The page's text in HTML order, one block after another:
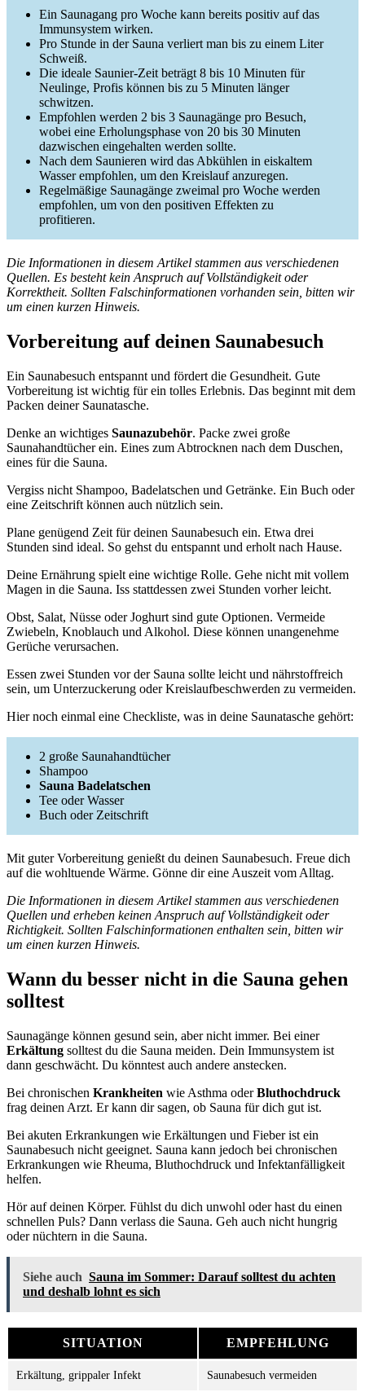
Ein Saunagang pro Woche kann bereits positiv auf das
Immunsystem wirken.
Pro Stunde in der Sauna verliert man bis zu einem Liter
Schweiß.
Die ideale Saunier-Zeit beträgt 8 bis 10 Minuten für
Neulinge, Profis können bis zu 5 Minuten länger
schwitzen.
Empfohlen werden 2 bis 3 Saunagänge pro Besuch,
wobei eine Erholungsphase von 20 bis 30 Minuten
dazwischen eingehalten werden sollte.
Nach dem Saunieren wird das Abkühlen in eiskaltem
Wasser empfohlen, um den Kreislauf anzuregen.
Regelmäßige Saunagänge zweimal pro Woche werden
empfohlen, um von den positiven Effekten zu
profitieren.
Die Informationen in diesem Artikel stammen aus verschiedenen
Quellen. Es besteht kein Anspruch auf Vollständigkeit oder
Korrektheit. Sollten Falschinformationen vorhanden sein, bitten wir
um einen kurzen Hinweis.
Vorbereitung auf deinen Saunabesuch
Ein Saunabesuch entspannt und fördert die Gesundheit. Gute
Vorbereitung ist wichtig für ein tolles Erlebnis. Das beginnt mit dem
Packen deiner Saunatasche.
Denke an wichtiges Saunazubehör. Packe zwei große
Saunahandtücher ein. Eines zum Abtrocknen nach dem Duschen,
eines für die Sauna.
Vergiss nicht Shampoo, Badelatschen und Getränke. Ein Buch oder
eine Zeitschrift können auch nützlich sein.
Plane genügend Zeit für deinen Saunabesuch ein. Etwa drei
Stunden sind ideal. So gehst du entspannt und erholt nach Hause.
Deine Ernährung spielt eine wichtige Rolle. Gehe nicht mit vollem
Magen in die Sauna. Iss stattdessen zwei Stunden vorher leicht.
Obst, Salat, Nüsse oder Joghurt sind gute Optionen. Vermeide
Zwiebeln, Knoblauch und Alkohol. Diese können unangenehme
Gerüche verursachen.
Essen zwei Stunden vor der Sauna sollte leicht und nährstoffreich
sein, um Unterzuckerung oder Kreislaufbeschwerden zu vermeiden.
Hier noch einmal eine Checkliste, was in deine Saunatasche gehört:
2 große Saunahandtücher
Shampoo
Sauna Badelatschen
Tee oder Wasser
Buch oder Zeitschrift
Mit guter Vorbereitung genießt du deinen Saunabesuch. Freue dich
auf die wohltuende Wärme. Gönne dir eine Auszeit vom Alltag.
Die Informationen in diesem Artikel stammen aus verschiedenen
Quellen und erheben keinen Anspruch auf Vollständigkeit oder
Richtigkeit. Sollten Falschinformationen enthalten sein, bitten wir
um einen kurzen Hinweis.
Wann du besser nicht in die Sauna gehen
solltest
Saunagänge können gesund sein, aber nicht immer. Bei einer
Erkältung solltest du die Sauna meiden. Dein Immunsystem ist
dann geschwächt. Du könntest auch andere anstecken.
Bei chronischen Krankheiten wie Asthma oderBluthochdruck
frag deinen Arzt. Er kann dir sagen, ob Sauna für dich gut ist.
Bei akuten Erkrankungen wie Erkältungen und Fieber ist ein
Saunabesuch nicht geeignet. Sauna kann jedoch bei chronischen
Erkrankungen wie Rheuma, Bluthochdruck und Infektanfälligkeit
helfen.
Hör auf deinen Körper. Fühlst du dich unwohl oder hast du einen
schnellen Puls? Dann verlass die Sauna. Geh auch nicht hungrig
oder nüchtern in die Sauna.
Siehe auch Sauna im Sommer: Darauf solltest du achten
und deshalb lohnt es sich
SITUATION EMPFEHLUNG
Erkältung, grippaler Infekt Saunabesuch vermeiden